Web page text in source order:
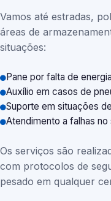
Vamos até estradas,
áreas de
situações:
Pane por falta de
Auxílio em casos de
Suporte em situações
Atendimento a falhas
Os serviços são
com protocolos de
pesado em qualquer